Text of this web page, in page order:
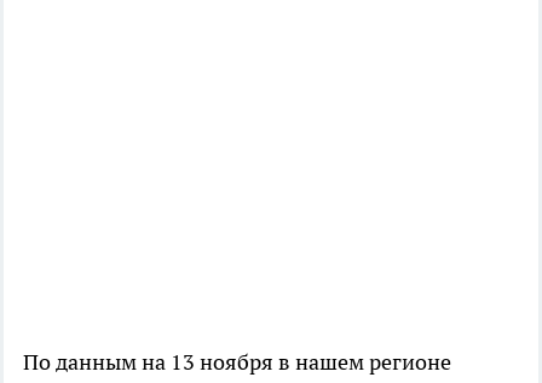
По данным на 13 ноября в нашем регионе